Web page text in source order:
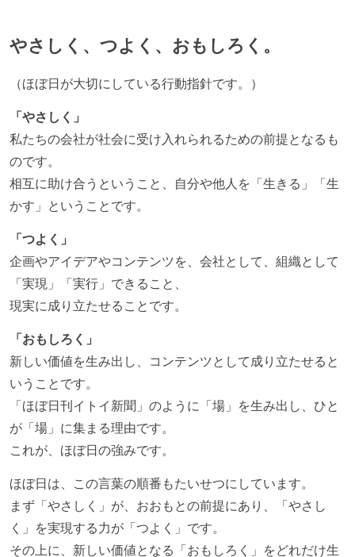
やさしく、つよく、おもしろく。
（ほぼ日が大切にしている行動指針です。）
「やさしく」
私たちの会社が社会に受け入れられるための前提となるも
のです。
相互に助け合うということ、自分や他人を「生きる」「生
かす」ということです。
「つよく」
企画やアイデアやコンテンツを、会社として、組織として
「実現」「実行」できること、
現実に成り立たせることです。
「おもしろく」
新しい価値を生み出し、コンテンツとして成り立たせると
いうことです。
「ほぼ日刊イトイ新聞」のように「場」を生み出し、ひと
が「場」に集まる理由です。
これが、ほぼ日の強みです。
ほぼ日は、この言葉の順番もたいせつにしています。
まず「やさしく」が、おおもとの前提にあり、「やさし
く」を実現する力が「つよく」です。
その上に、新しい価値となる「おもしろく」をどれだけ生